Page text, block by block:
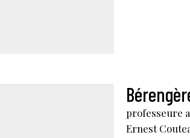
professeure
Ernest